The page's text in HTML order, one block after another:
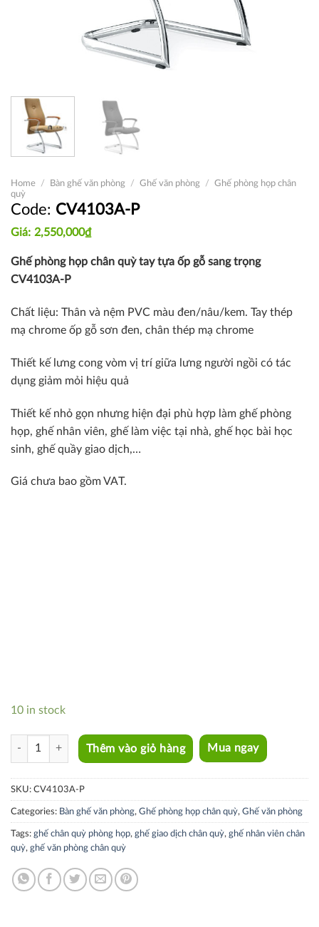
Home / Bàn ghế văn phòng / Ghế văn phòng / Ghế phòng họp chân
quỳ
CV4103A-P
2,550,000₫
Ghế phòng họp chân quỳ tay tựa ốp gỗ sang trọng
CV4103A-P
Chất liệu: Thân và nệm PVC màu đen/nâu/kem. Tay thép
mạ chrome ốp gỗ sơn đen, chân thép mạ chrome
Thiết kế lưng cong vòm vị trí giữa lưng người ngồi có tác
dụng giảm mỏi hiệu quả
Thiết kế nhỏ gọn nhưng hiện đại phù hợp làm ghế phòng
họp, ghế nhân viên, ghế làm việc tại nhà, ghế học bài học
sinh, ghế quầy giao dịch,…
Giá chưa bao gồm VAT.
10 in stock
CV4103A-P quantity
Thêm vào giỏ hàng Mua ngay
SKU: CV4103A-P
Categories: Bàn ghế văn phòng, Ghế phòng họp chân quỳ, Ghế văn phòng
Tags: ghế chân quỳ phòng họp, ghế giao dịch chân quỳ, ghế nhân viên chân
quỳ, ghế văn phòng chân quỳ